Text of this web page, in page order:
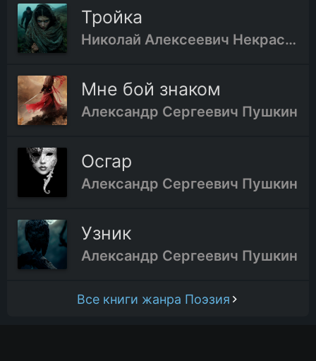
Тройка
Николай Алексеевич Некрасов
Мне бой знаком
Александр Сергеевич Пушкин
Осгар
Александр Сергеевич Пушкин
Узник
Александр Сергеевич Пушкин
Все книги жанра Поэзия